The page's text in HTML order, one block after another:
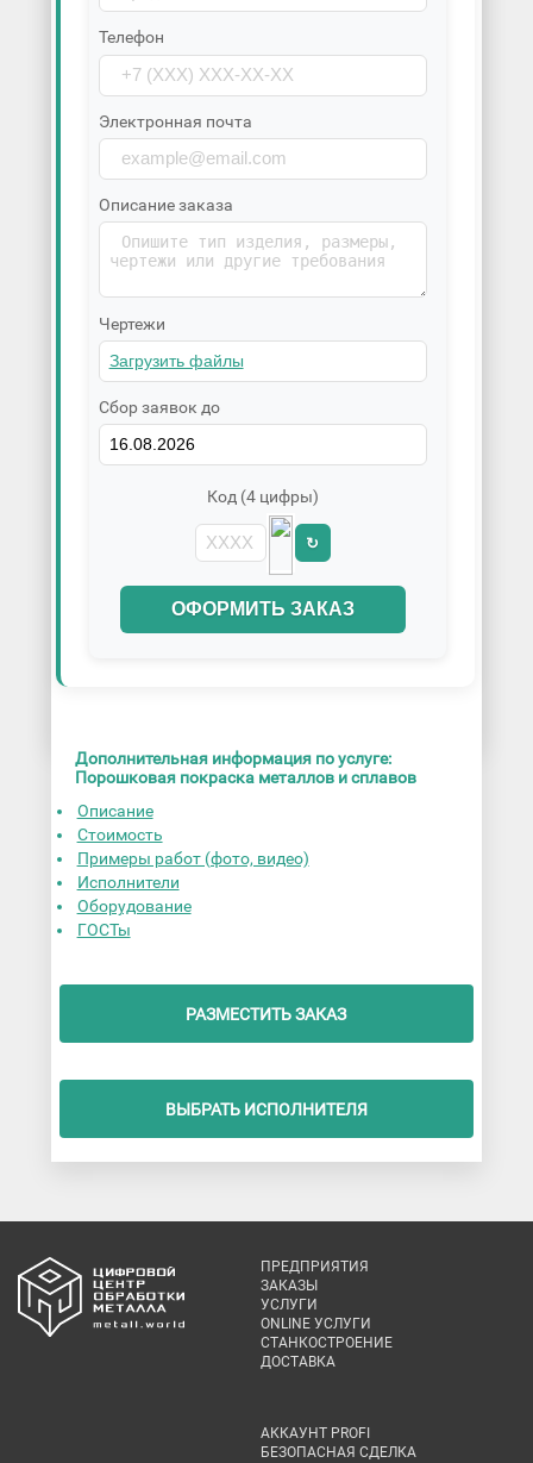
Телефон
Электронная почта
Описание заказа
Чертежи
Сбор заявок до
Код (4 цифры)
↻
ОФОРМИТЬ ЗАКАЗ
Дополнительная информация по услуге:
Порошковая покраска металлов и сплавов
Описание
Стоимость
Примеры работ (фото, видео)
Исполнители
Оборудование
ГОСТы
РАЗМЕСТИТЬ ЗАКАЗ
ВЫБРАТЬ ИСПОЛНИТЕЛЯ
ПРЕДПРИЯТИЯ
ЗАКАЗЫ
УСЛУГИ
ONLINE УСЛУГИ
СТАНКОСТРОЕНИЕ
ДОСТАВКА
АККАУНТ PROFI
БЕЗОПАСНАЯ СДЕЛКА